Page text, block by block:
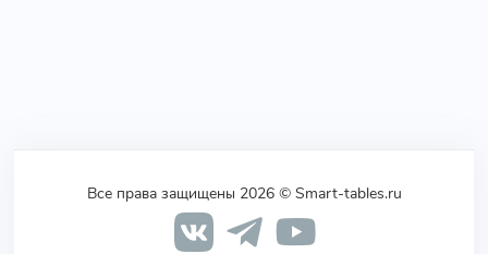
Все права защищены 2026 © Smart-tables.ru